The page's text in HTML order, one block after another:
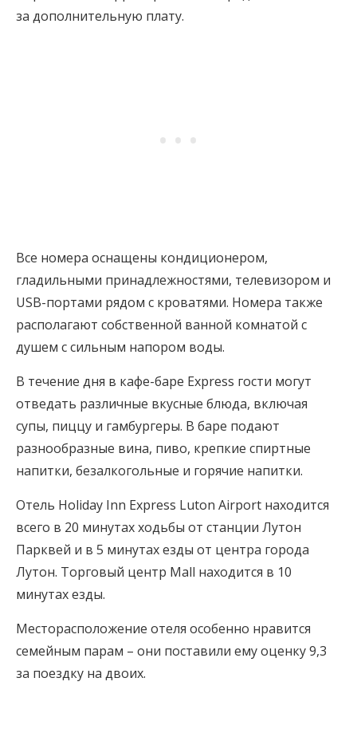
за дополнительную плату.
Все номера оснащены кондиционером,
гладильными принадлежностями, телевизором и
USB-портами рядом с кроватями. Номера также
располагают собственной ванной комнатой с
душем с сильным напором воды.
В течение дня в кафе-баре Express гости могут
отведать различные вкусные блюда, включая
супы, пиццу и гамбургеры. В баре подают
разнообразные вина, пиво, крепкие спиртные
напитки, безалкогольные и горячие напитки.
Отель Holiday Inn Express Luton Airport находится
всего в 20 минутах ходьбы от станции Лутон
Парквей и в 5 минутах езды от центра города
Лутон. Торговый центр Mall находится в 10
минутах езды.
Месторасположение отеля особенно нравится
семейным парам – они поставили ему оценку 9,3
за поездку на двоих.